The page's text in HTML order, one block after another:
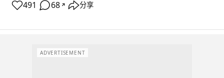
491 68 ↗ 分享
ADVERTISEMENT